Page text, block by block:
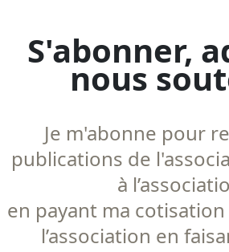
S'abonner,
nous
Je m'abonne pour
publications de
à
en payant ma
l’association en